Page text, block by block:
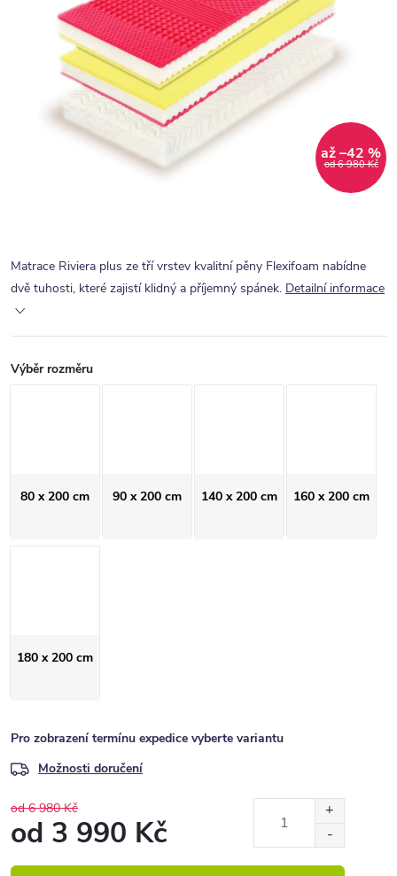
od 6 980 Kč
až –42 %
Matrace Riviera plus ze tří vrstev kvalitní pěny Flexifoam nabídne
dvě tuhosti, které zajistí klidný a příjemný spánek. Detailní informace
Výběr rozměru
80 x 200 cm 90 x 200 cm 140 x 200 cm 160 x 200 cm
180 x 200 cm
Pro zobrazení termínu expedice vyberte variantu
Možnosti doručení
od 6 980 Kč
od 3 990 Kč